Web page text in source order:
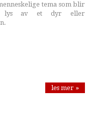
tema som blir
lys av et dyr eller
les mer »